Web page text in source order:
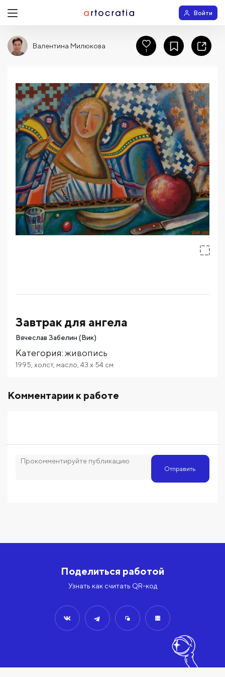
Войти
Завтрак для ангела
Вячеслав Забелин (Вик)
Категория:живопись
1995 холст, масло 43 x 54 см
Комментарии к работе
Отправить
Валентина Милюкова
1
Поделиться работой
Узнать как считать QR-код